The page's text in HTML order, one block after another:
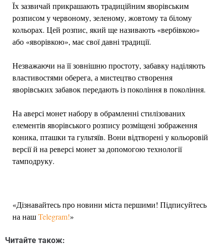
Їх зазвичай прикрашають традиційним яворівським
розписом у червоному, зеленому, жовтому та білому
кольорах. Цей розпис, який ще називають «вербівкою»
або «яворівкою», має свої давні традиції.
Незважаючи на її зовнішню простоту, забавку наділяють
властивостями оберега, а мистецтво створення
яворівських забавок передають із покоління в покоління.
На аверсі монет набору в обрамленні стилізованих
елементів яворівського розпису розміщені зображення
коника, пташки та гультяїв. Вони відтворені у кольоровій
версії й на реверсі монет за допомогою технології
тамподруку.
«Дізнавайтесь про новини міста першими! Підписуйтесь
на нашTelegram!»
Читайте також: